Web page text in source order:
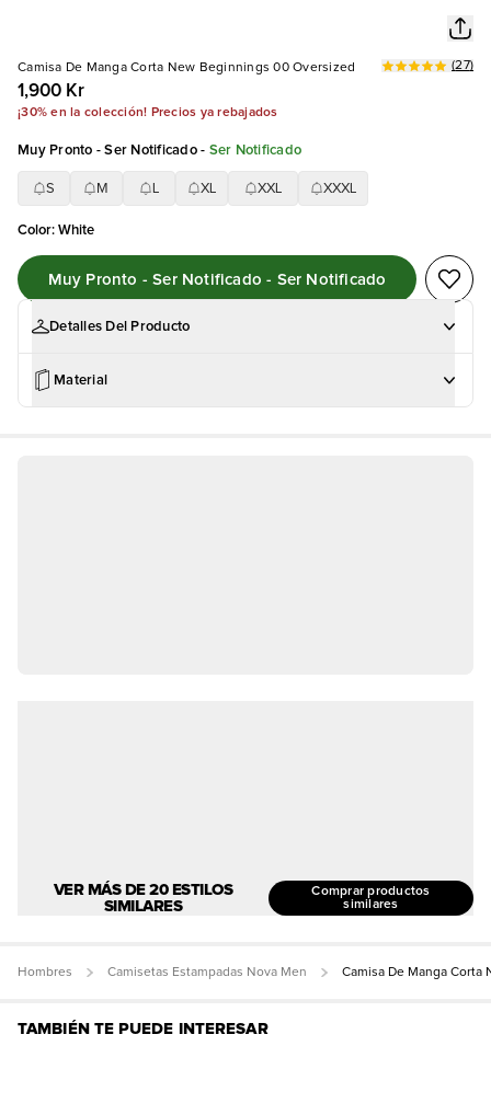
Camisa De Manga Corta New Beginnings 00 Oversized
1,900 Kr
(27)
¡30% en la colección! Precios ya rebajados
Muy Pronto - Ser Notificado- Ser Notificado
S M XL XXL XXXL
Color:White
Muy Pronto - Ser Notificado - Ser Notificado
Detalles Del Producto
Material
VER MÁS DE 20 ESTILOS
SIMILARES
Comprar productos
similares
Hombres Camisetas Estampadas Nova Men Camisa De Manga
TAMBIÉN TE PUEDE INTERESAR